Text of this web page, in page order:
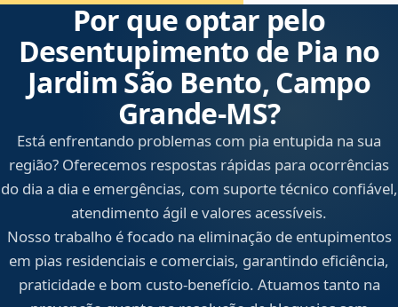
Por que optar pelo
Desentupimento de Pia no
Jardim São Bento, Campo
Grande‑MS?
Está enfrentando problemas com pia entupida na sua
região? Oferecemos respostas rápidas para ocorrências
do dia a dia e emergências, com suporte técnico confiável,
atendimento ágil e valores acessíveis.
Nosso trabalho é focado na eliminação de entupimentos
em pias residenciais e comerciais, garantindo eficiência,
praticidade e bom custo-benefício. Atuamos tanto na